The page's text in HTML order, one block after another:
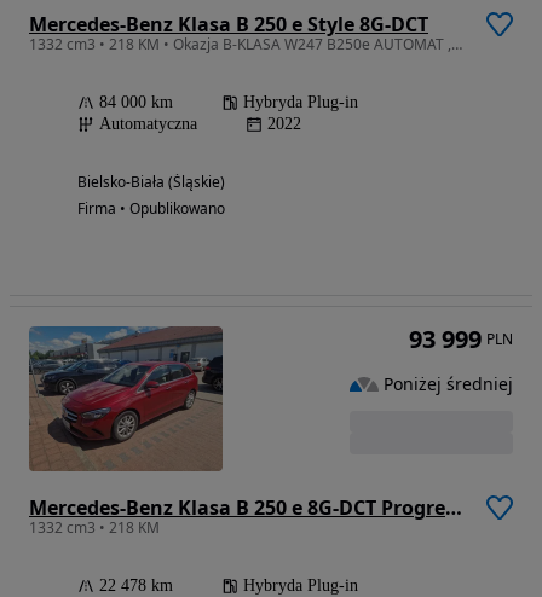
Mercedes-Benz Klasa B 250 e Style 8G-DCT
1332 cm3 • 218 KM • Okazja B-KLASA W247 B250e AUTOMAT ,navi 2022R 84k KM
84 000 km
Hybryda Plug-in
Automatyczna
2022
Bielsko-Biała (Śląskie)
Firma • Opublikowano
Mercedes-Benz Klasa B 250 e 8G-DCT Progressive
1332 cm3 • 218 KM
22 478 km
Hybryda Plug-in
93 999 PLN
Poniżej średniej